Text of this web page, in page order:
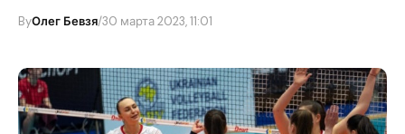
ByОлег Бевзя/30 марта 2023, 11:01